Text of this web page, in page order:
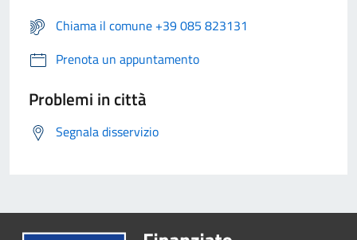
Chiama il comune +39 085 823131
Prenota un appuntamento
Problemi in città
Segnala disservizio